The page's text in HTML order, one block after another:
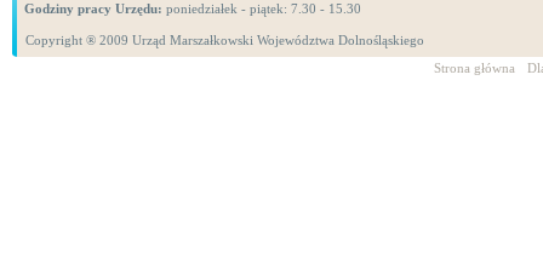
Godziny pracy Urzędu: poniedziałek - piątek: 7.30 - 15.30
Copyright ® 2009 Urząd Marszałkowski Województwa Dolnośląskiego
Strona główna